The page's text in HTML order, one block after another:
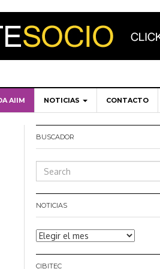
AIIM NOTICIAS CONTACTO
BUSCADOR
NOTICIAS
Noticias
CIBITEC